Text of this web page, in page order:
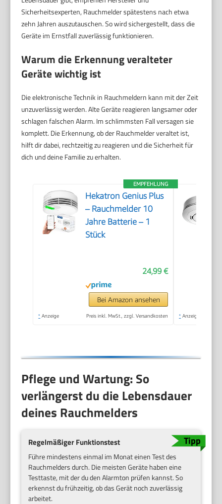
Sicherheitsexperten, Rauchmelder spätestens nach etwa
zehn Jahren auszutauschen. So wird sichergestellt, dass die
Geräte im Ernstfall zuverlässig funktionieren.
Warum die Erkennung veralteter
Geräte wichtig ist
Die elektronische Technik in Rauchmeldern kann mit der Zeit
unzuverlässig werden. Alte Geräte reagieren langsamer oder
schlagen falschen Alarm. Im schlimmsten Fall versagen sie
komplett. Die Erkennung, ob der Rauchmelder veraltet ist,
hilft dir dabei, rechtzeitig zu reagieren und die Sicherheit für
dich und deine Familie zu erhalten.
EMPFEHLUNG
Hekatron Genius Plus
– Rauchmelder 10
Jahre Batterie – 1
Stück
24,99 €
Bei Amazon ansehen
* Anzeige Preis inkl. MwSt., zzgl. Versandkosten * Anzeige
Pflege und Wartung: So
verlängerst du die Lebensdauer
deines Rauchmelders
Regelmäßiger Funktionstest
Führe mindestens einmal im Monat einen Test des
Rauchmelders durch. Die meisten Geräte haben eine
Testtaste, mit der du den Alarmton prüfen kannst. So
erkennst du frühzeitig, ob das Gerät noch zuverlässig
arbeitet.